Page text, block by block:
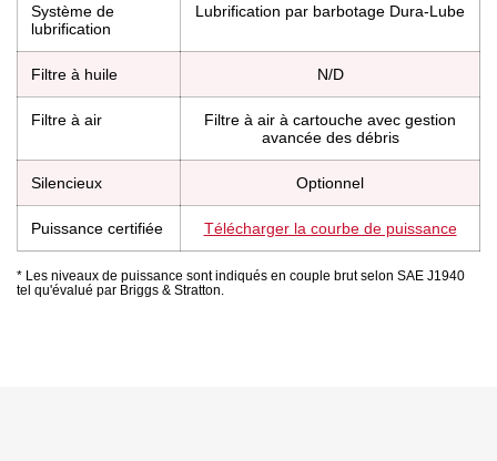
Système de
lubrification
Lubrification par barbotage Dura-Lube
Filtre à huile N/D
Filtre à air
Filtre à air à cartouche avec gestion
avancée des débris
Silencieux Optionnel
Puissance certifiée Télécharger la courbe de puissance
* Les niveaux de puissance sont indiqués en couple brut selon SAE J1940
tel qu'évalué par Briggs & Stratton.